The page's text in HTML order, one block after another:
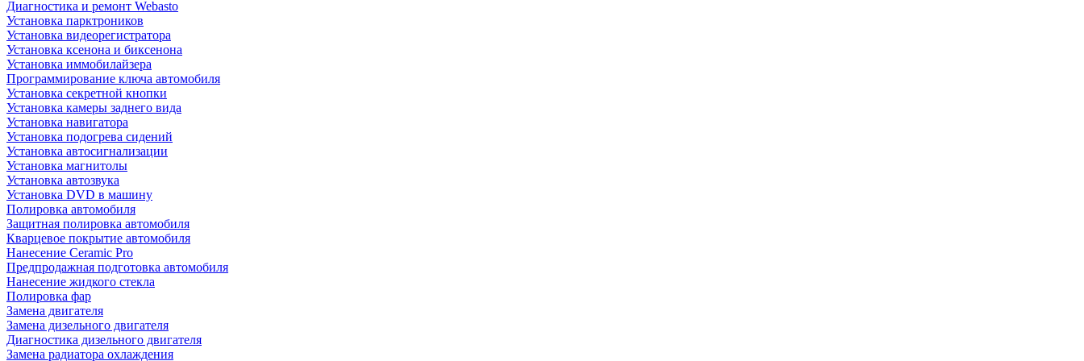
Диагностика и ремонт Webasto
Установка парктроников
Установка видеорегистратора
Установка ксенона и биксенона
Установка иммобилайзера
Программирование ключа автомобиля
Установка секретной кнопки
Установка камеры заднего вида
Установка навигатора
Установка подогрева сидений
Установка автосигнализации
Установка магнитолы
Установка автозвука
Установка DVD в машину
Полировка автомобиля
Защитная полировка автомобиля
Кварцевое покрытие автомобиля
Нанесение Ceramic Pro
Предпродажная подготовка автомобиля
Нанесение жидкого стекла
Полировка фар
Замена двигателя
Замена дизельного двигателя
Диагностика дизельного двигателя
Замена радиатора охлаждения